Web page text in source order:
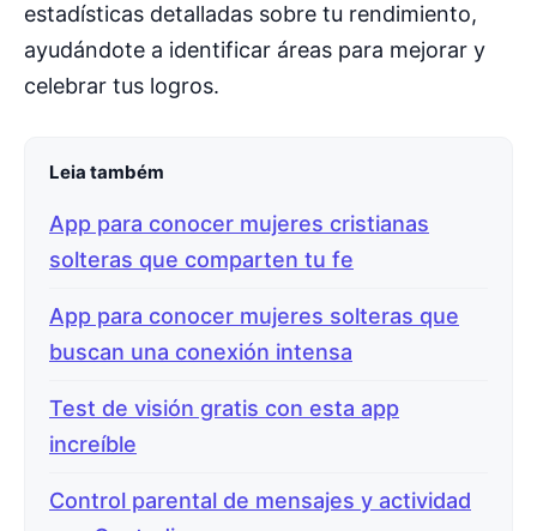
estadísticas detalladas sobre tu rendimiento,
ayudándote a identificar áreas para mejorar y
celebrar tus logros.
Leia também
App para conocer mujeres cristianas
solteras que comparten tu fe
App para conocer mujeres solteras que
buscan una conexión intensa
Test de visión gratis con esta app
increíble
Control parental de mensajes y actividad